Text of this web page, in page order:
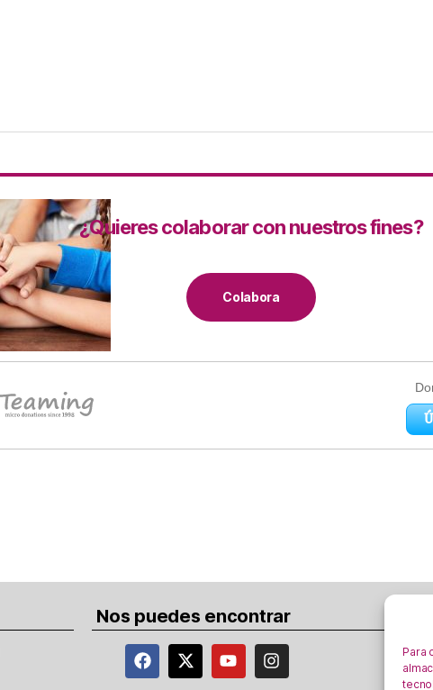
Para
¿Quieres colaborar con nuestros fines?
Colabora
Nos puedes encontrar